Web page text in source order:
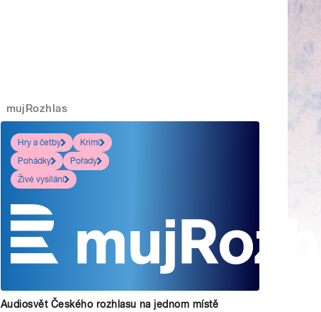
mujRozhlas
Hry a četby
Krimi
Pohádky
Pořady
Živé vysílání
Audiosvět Českého rozhlasu na jednom místě